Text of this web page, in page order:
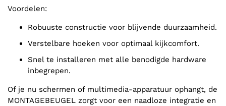
Voordelen:
Robuuste constructie voor blijvende duurzaamheid.
Verstelbare hoeken voor optimaal kijkcomfort.
Snel te installeren met alle benodigde hardware
inbegrepen.
Of je nu schermen of multimedia-apparatuur ophangt, de
MONTAGEBEUGEL zorgt voor een naadloze integratie en